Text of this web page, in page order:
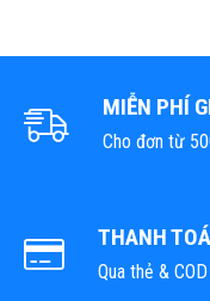
MIỄN PHÍ
Cho đơn từ
THANH
Qua thẻ & COD